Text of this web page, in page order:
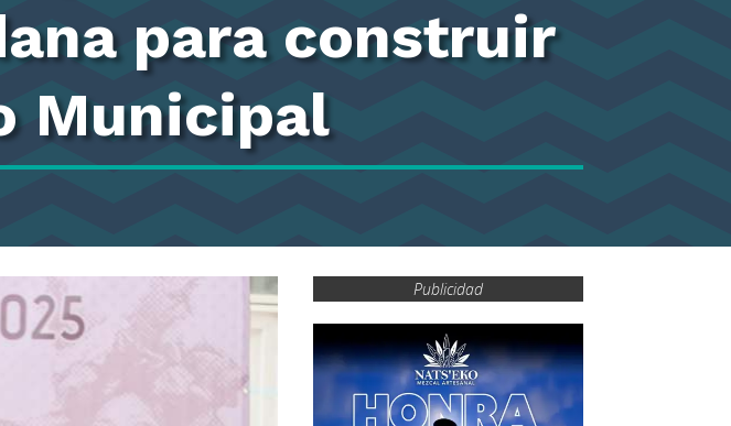
para construir
Municipal
Publicidad